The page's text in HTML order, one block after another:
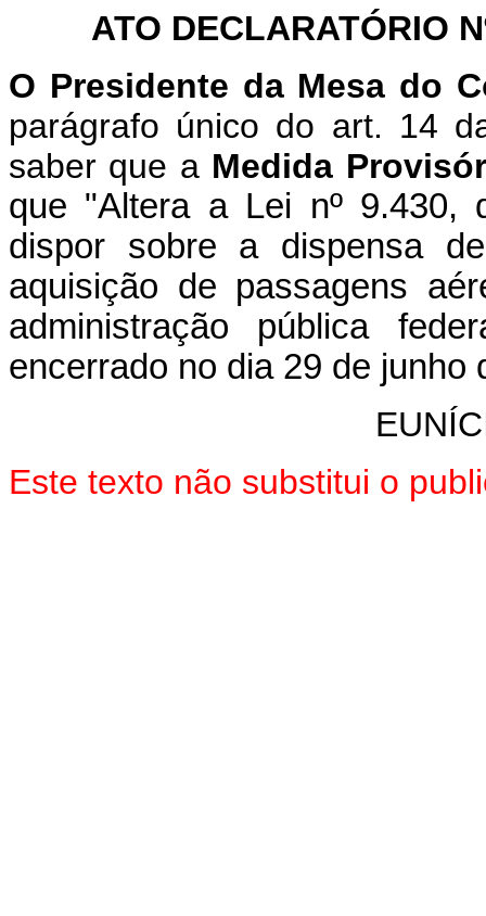
ATO DECLARATÓRIO
O Presidente da Mesa do
parágrafo único do art. 14
saber que a Medida
que "Altera a Lei nº 9.430,
dispor sobre a dispensa
aquisição de passagens
administração pública
encerrado no dia 29 de junho
Este texto não substitui o